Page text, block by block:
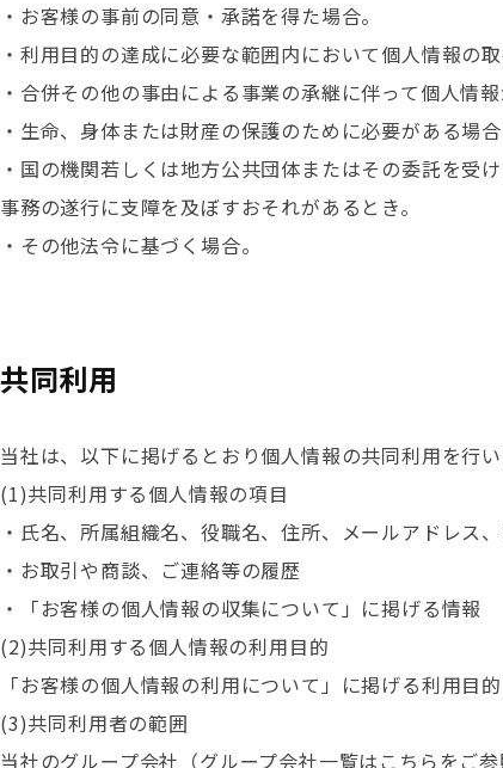
・お客様の事前の同意・承諾を得た場合。
・利用目的の達成に必要な範囲内において個人情報の
・合併その他の事由による事業の承継に伴って個人情報
・生命、身体または財産の保護のために必要がある場
・国の機関若しくは地方公共団体またはその委託を受
事務の遂行に支障を及ぼすおそれがあるとき。
・その他法令に基づく場合。
共同利用
当社は、以下に掲げるとおり個人情報の共同利用を行い
(1)共同利用する個人情報の項目
・氏名、所属組織名、役職名、住所、メールアドレス
・お取引や商談、ご連絡等の履歴
・「お客様の個人情報の収集について」に掲げる情報
(2)共同利用する個人情報の利用目的
「お客様の個人情報の利用について」に掲げる利用目的
(3)共同利用者の範囲
当社のグループ会社（グループ会社一覧は こちら をご参